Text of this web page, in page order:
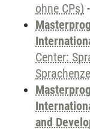
ohne CPs) -
Center:
and